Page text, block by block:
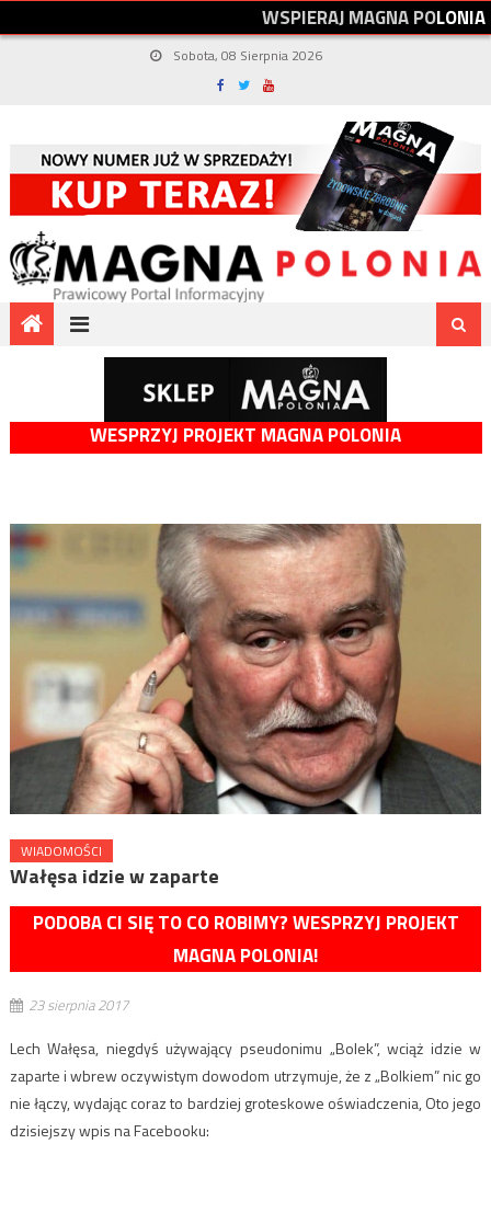
WSPIERAJMAGNAPOLONIA
Sobota, 08 Sierpnia 2026
WESPRZYJ PROJEKT MAGNA POLONIA
WIADOMOŚCI
Wałęsa idzie w zaparte
PODOBA CI SIĘ TO CO ROBIMY? WESPRZYJ PROJEKT
MAGNA POLONIA!
23 sierpnia 2017
Lech Wałęsa, niegdyś używający pseudonimu „Bolek”, wciąż idzie w
zaparte i wbrew oczywistym dowodom utrzymuje, że z „Bolkiem” nic go
nie łączy, wydając coraz to bardziej groteskowe oświadczenia, Oto jego
dzisiejszy wpis na Facebooku: